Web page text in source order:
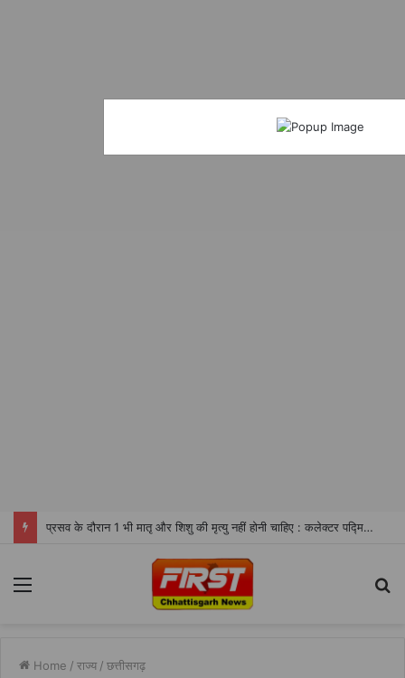
चोरभट्ठी हाई स्कूल में कक्षा 9वीं की छात्राओं को बांटी गई नि:शुल्क साइकिल
Menu
Home / राज्य / छत्तीसगढ़